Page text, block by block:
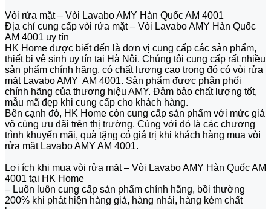
Vòi rửa mặt – Vòi Lavabo AMY Hàn Quốc AM 4001
Địa chỉ cung cấp vòi rửa mặt – Vòi Lavabo AMY Hàn Quốc
AM 4001 uy tín
HK Home được biết đến là đơn vị cung cấp các sản phẩm,
thiết bị vệ sinh uy tín tại Hà Nội. Chúng tôi cung cấp rất nhiều
sản phẩm chính hãng, có chất lượng cao trong đó có vòi rửa
mặt Lavabo AMY AM 4001. Sản phẩm được phân phối
chính hãng của thương hiệu AMY. Đảm bảo chất lượng tốt,
mẫu mã đẹp khi cung cấp cho khách hàng.
Bên cạnh đó, HK Home còn cung cấp sản phẩm với mức giá
vô cùng ưu đãi trên thị trường. Cùng với đó là các chương
trình khuyến mãi, quà tặng có giá trị khi khách hàng mua vòi
rửa mặt Lavabo AMY AM 4001.
Lợi ích khi mua vòi rửa mặt – Vòi Lavabo AMY Hàn Quốc AM
4001 tại HK Home
– Luôn luôn cung cấp sản phẩm chính hãng, bồi thường
200% khi phát hiện hàng giả, hàng nhái, hàng kém chất